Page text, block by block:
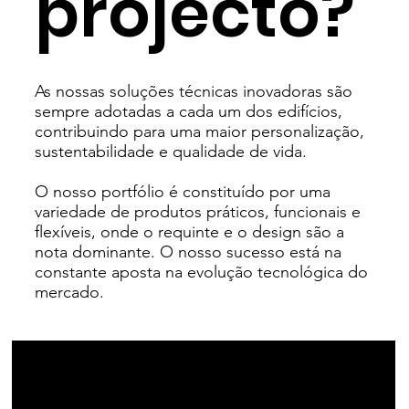
As nossas soluções técnicas inovadoras são
sempre adotadas a cada um dos edifícios,
contribuindo para uma maior personalização,
sustentabilidade e qualidade de vida.
O nosso portfólio é constituído por uma
variedade de produtos práticos, funcionais e
flexíveis, onde o requinte e o design são a
nota dominante. O nosso sucesso está na
constante aposta na evolução tecnológica do
mercado.